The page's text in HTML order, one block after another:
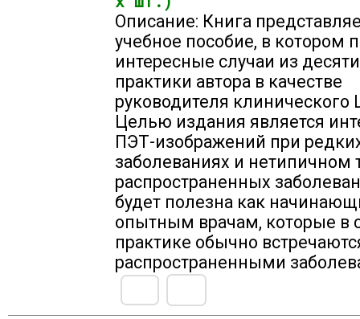
Описание: Книга
учебное пособие, в котором
интересные случаи из
практики автора в качестве
руководителя клинического
Целью издания является
ПЭТ-изображений при
заболеваниях и нетипичном
распространенных
будет полезна как
опытным врачам, которые в
практике обычно
распространенными